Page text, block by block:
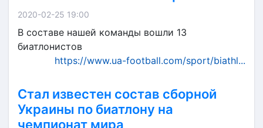
2020-02-25 19:00
В составе нашей команды вошли 13
биатлонистов
https://www.ua-football.com/sport/biathl...
Стал известен состав сборной
Украины по биатлону на
чемпионат мира